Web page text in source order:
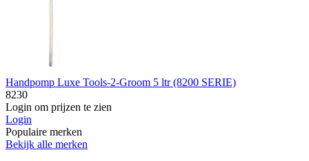
Handpomp Luxe Tools-2-Groom 5 ltr (8200 SERIE)
8230
Login om prijzen te zien
Login
Populaire merken
Bekijk alle merken